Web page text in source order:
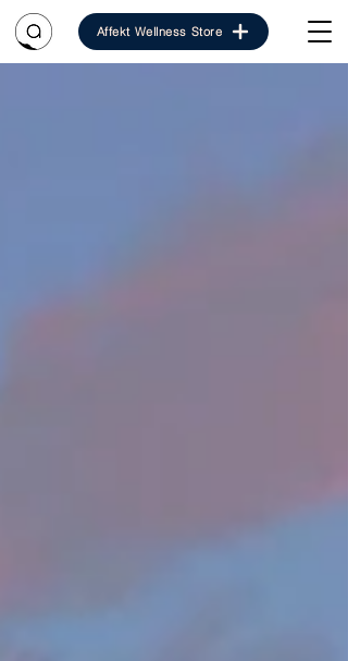
Affekt Wellness Store